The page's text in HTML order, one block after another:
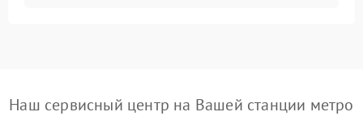
Наш сервисный центр на Вашей станции метро